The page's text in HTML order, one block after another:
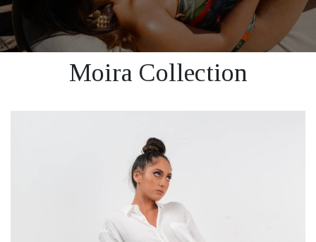
Moira Collection